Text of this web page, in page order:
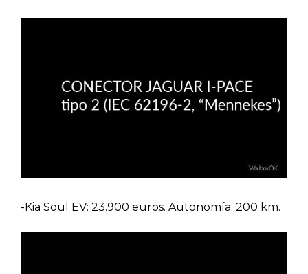
-Kia Soul EV: 23.900 euros. Autonomía: 200 km.